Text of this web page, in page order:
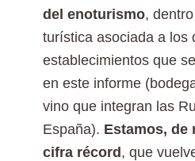
del enoturismo,
turística asociada a los
establecimientos que
en este informe
vino que integran las
España). Estamos, de
cifra récord , que